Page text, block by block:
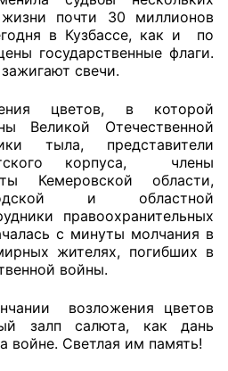
при территориальных
органов
по проведению
качества условий
почти 30 миллионов
в Кузбассе, как и по
государственные флаги.
свечи.
цветов, в которой
Великой Отечественной
тыла, представители
корпуса, члены
Кемеровской области,
и областной
правоохранительных
с минуты молчания в
жителях, погибших в
войны.
возложения цветов
залп салюта, как дань
войне. Светлая им память!